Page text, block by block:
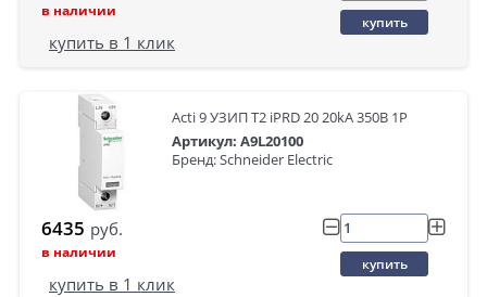
в наличии
купить
купить в 1 клик
Acti 9 УЗИП Т2 iPRD 20 20kA 350В 1P
Артикул: A9L20100
Бренд: Schneider Electric
6435 руб.
в наличии
купить
купить в 1 клик